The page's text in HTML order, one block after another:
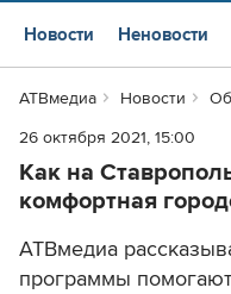
Новости Неновости
АТВмедиа Новости
26 октября 2021, 15:00
Как на
комфортная
АТВмедиа
программы